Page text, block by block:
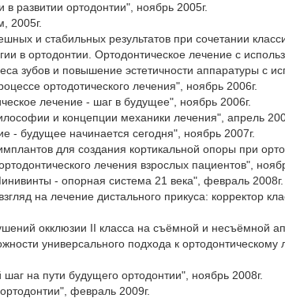
развитии ортодонтии", ноябрь 2005г.
2005г.
и стабильных результатов при сочетании
в ортодонтии. Ортодонтическое лечение с
зубов и повышение эстетичности аппаратуры с
ортодотического лечения", ноябрь 2006г.
лечение - шаг в будущее", ноябрь 2006г.
и концепции механики лечения", апрель
- будущее начинается сегодня", ноябрь 2007г.
для создания кортикальной опоры при
лечения взрослых пациентов",
- опорная система 21 века", февраль 2008г.
на лечение дистального прикуса: корректор
окклюзии II класса на съёмной и несъёмной
универсального подхода к
на пути будущего ортодонтии", ноябрь 2008г.
февраль 2009г.